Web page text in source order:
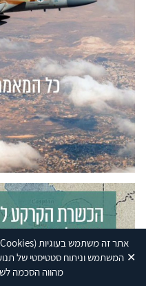
אתר זה משתמש בעוגיות
המשתמש וניתוח סטטיסטי של
מהווה הסכמה
✕